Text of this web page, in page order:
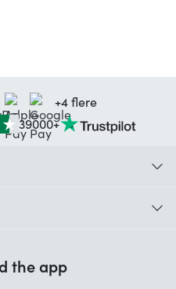
+4 flere
39000+
the app